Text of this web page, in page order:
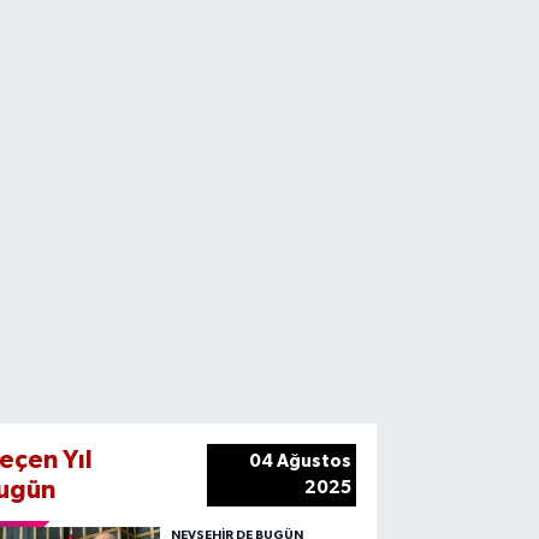
Yıl
04 Ağustos
2025
NEVŞEHIR DE BUGÜN